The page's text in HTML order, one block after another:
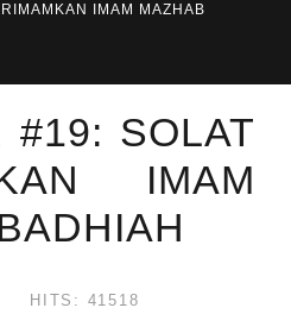
IMAM MAZHAB
#19: SOLAT
IMAM
HITS: 41518